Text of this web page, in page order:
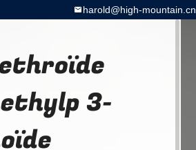
harold@high-mountain.cn
3-